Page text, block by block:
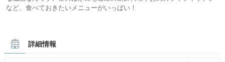
など、食べておきたいメニューがいっぱい！
詳細情報